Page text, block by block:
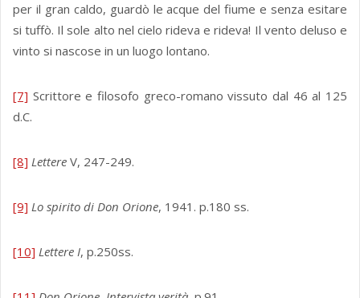
per il gran caldo, guardò le acque del fiume e senza esitare
si tuffò. Il sole alto nel cielo rideva e rideva! Il vento deluso e
vinto si nascose in un luogo lontano.
[7] Scrittore e filosofo greco-romano vissuto dal 46 al 125
d.C.
[8] Lettere V, 247-249.
[9] Lo spirito di Don Orione, 1941. p.180 ss.
[10] Lettere I, p.250ss.